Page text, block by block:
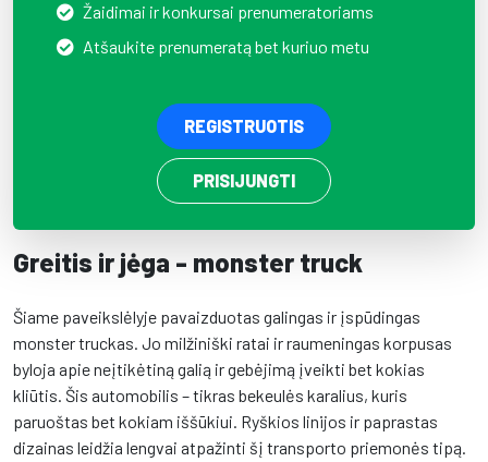
Žaidimai ir konkursai prenumeratoriams
Atšaukite prenumeratą bet kuriuo metu
REGISTRUOTIS
PRISIJUNGTI
Greitis ir jėga - monster truck
Šiame paveikslėlyje pavaizduotas galingas ir įspūdingas
monster truckas. Jo milžiniški ratai ir raumeningas korpusas
byloja apie neįtikėtiną galią ir gebėjimą įveikti bet kokias
kliūtis. Šis automobilis – tikras bekeulės karalius, kuris
paruoštas bet kokiam iššūkiui. Ryškios linijos ir paprastas
dizainas leidžia lengvai atpažinti šį transporto priemonės tipą.